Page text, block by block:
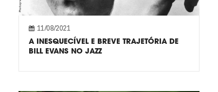
11/08/2021
A INESQUECÍVEL E BREVE TRAJETÓRIA DE
BILL EVANS NO JAZZ